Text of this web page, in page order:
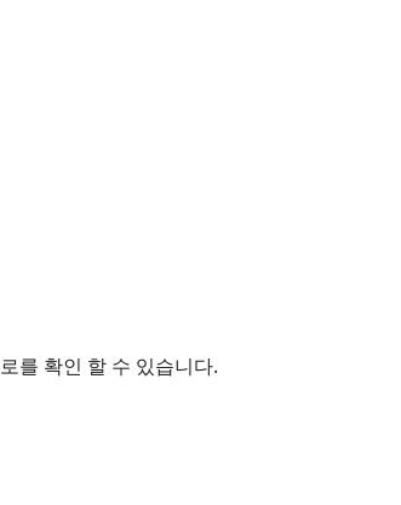
를 확인 할 수 있습니다.